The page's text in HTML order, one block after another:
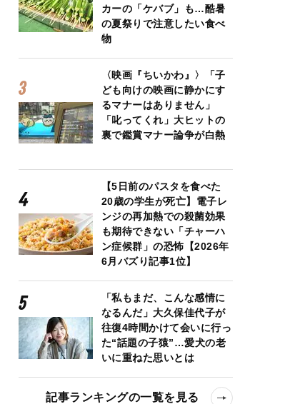
カーの「ケバブ」も…酷暑
の夏祭りで注意したい食べ
物
〈映画『ちいかわ』〉「子
ども向けの映画に静かにす
るマナーはありません」
「叱ってくれ」大ヒットの
裏で鑑賞マナー論争が白熱
【5日前のパスタを食べた
20歳の学生が死亡】電子レ
ンジの再加熱での殺菌効果
も期待できない「チャーハ
ン症候群」の恐怖【2026年
6月バズり記事1位】
「私もまだ、こんな感情に
なるんだ」大久保佳代子が
往復4時間かけて会いに行っ
た“話題の子猿”…愛犬の老
いに重ねた思いとは
記事ランキングの一覧を見る